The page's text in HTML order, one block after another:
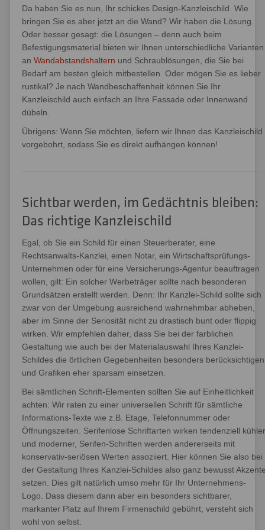
Da haben Sie es nun, Ihr schickes Design-Kanzleischild. Wie
bringen Sie es aber jetzt an die Wand? Wir haben die Lösung.
Oder besser gesagt: die Lösungen – denn auch beim
Befestigungsmaterial bieten wir Ihnen unterschiedliche Varianten
an Wandabstandshaltern und Schraublösungen, die Sie bei
Bedarf am besten gleich mitbestellen. Oder mögen Sie es lieber
rustikal? Je nach Wandbeschaffenheit können Sie Ihr
Kanzleischild auch einfach an Ihre Fassade oder Innenwand
dübeln.
Übrigens: Wenn Sie möchten, liefern wir Ihnen das Kanzleischild
vorgebohrt, sodass Sie es direkt aufhängen können!
Sichtbar werden, im Gedächtnis bleiben:
Das richtige Kanzleischild
Egal, ob Sie ein Schild für einen Steuerberater, eine
Rechtsanwalts-Kanzlei, einen Notar, ein Wirtschaftsprüfungs-
Unternehmen oder für eine Versicherungs-Agentur beauftragen
wollen, gilt: Ein solcher Werbeträger sollte nach besonderen
Grundsätzen erstellt werden. Denn: Ihr Kanzlei-Schild sollte sich
zwar von der Umgebung ausreichend wahrnehmbar abheben,
aber im Sinne der Seriosität nicht zu drastisch bunt oder flippig
wirken. Wir empfehlen daher, dass Sie bei der farblichen
Gestaltung wie auch bei der Materialauswahl Ihres Kanzlei-
Schildes die örtlichen Gegebenheiten besonders berücksichtigen
und Grafiken eher sparsam einsetzen.
Bei sämtlichen Schrift-Elementen sollten Sie auf Einheitlichkeit
achten: Wir raten zu einer universellen Schrift für sämtliche
Informations-Texte wie z.B. Etage, Telefonnummer oder
Öffnungszeiten. Serifenlose Schriftarten wirken tendenziell kühler
und moderner, Serifen-Schriften werden andererseits mit
konservativ-seriösen Werten assoziiert. Hier können Sie also bei
der Gestaltung Ihres Kanzlei-Schildes also ganz bewusst
setzen. Dies gilt natürlich umso mehr für Ihr Unternehmens-
Logo. Dass diesem dann aber ein besonders sichtbarer,
markanter Platz auf Ihrem Firmenschild gebührt, versteht sich
wohl von selbst.